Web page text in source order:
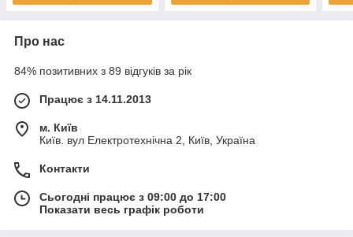
Про нас
84% позитивних з 89 відгуків за рік
Працює з 14.11.2013
м. Київ
Київ. вул Електротехнічна 2, Київ, Україна
Контакти
Сьогодні працює з 09:00 до 17:00
Показати весь графік роботи